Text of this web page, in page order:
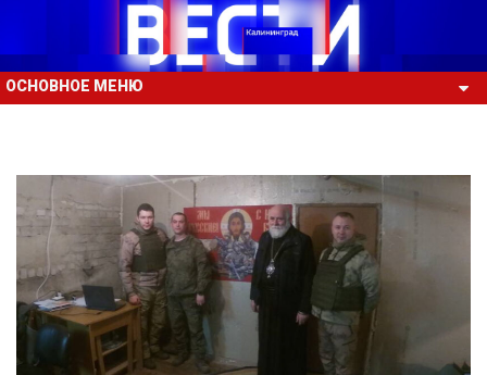
ОСНОВНОЕ МЕНЮ